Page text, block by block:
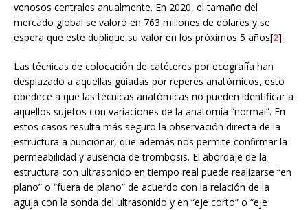
venosos centrales anualmente. En 2020, el tamaño del
mercado global se valoró en 763 millones de dólares y se
espera que este duplique su valor en los próximos 5 años[2].
Las técnicas de colocación de catéteres por ecografía han
desplazado a aquellas guiadas por reperes anatómicos, esto
obedece a que las técnicas anatómicas no pueden identificar a
aquellos sujetos con variaciones de la anatomía “normal”. En
estos casos resulta más seguro la observación directa de la
estructura a puncionar, que además nos permite confirmar la
permeabilidad y ausencia de trombosis. El abordaje de la
estructura con ultrasonido en tiempo real puede realizarse “en
plano” o “fuera de plano” de acuerdo con la relación de la
aguja con la sonda del ultrasonido y en “eje corto” o “eje